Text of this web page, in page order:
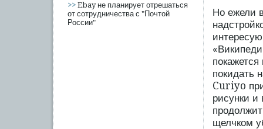
>> Ebay не планирует отрешаться
от сотрудничества с "Почтой
России"
Но ежели
покидать
Curiyo
рисунки и
щелчком